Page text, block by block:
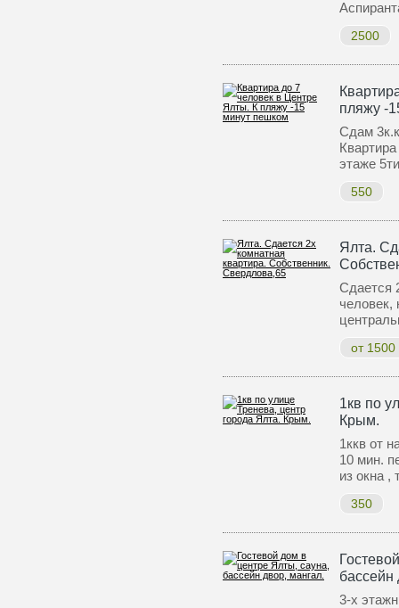
2500
пляжу -
Сдам
этаже
550
Ялта.
Сдается
человек,
от
1кв по
Крым.
1ккв от
10 мин.
из окна ,
350
бассейн
3-х